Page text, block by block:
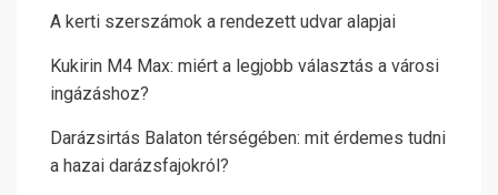
A kerti szerszámok a rendezett udvar alapjai
Kukirin M4 Max: miért a legjobb választás a városi
ingázáshoz?
Darázsirtás Balaton térségében: mit érdemes tudni
a hazai darázsfajokról?